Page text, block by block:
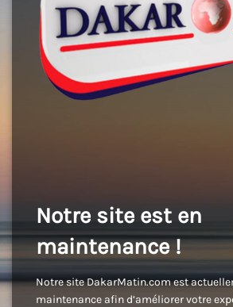
Notre site est en
maintenance !
Notre site DakarMatin.com est
maintenance afin d’améliorer votre